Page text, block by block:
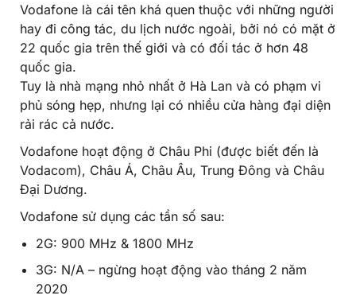
Vodafone là cái tên khá quen thuộc với những người
hay đi công tác, du lịch nước ngoài, bởi nó có mặt ở
22 quốc gia trên thế giới và có đối tác ở hơn 48
quốc gia.
Tuy là nhà mạng nhỏ nhất ở Hà Lan và có phạm vi
phủ sóng hẹp, nhưng lại có nhiều cửa hàng đại diện
rải rác cả nước.
Vodafone hoạt động ở Châu Phi (được biết đến là
Vodacom), Châu Á, Châu Âu, Trung Đông và Châu
Đại Dương.
Vodafone sử dụng các tần số sau:
2G: 900 MHz & 1800 MHz
3G: N/A – ngừng hoạt động vào tháng 2 năm
2020